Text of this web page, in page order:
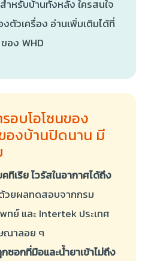
หรับบ้านทั้งหลัง ใครสนใจ
ตัวเครื่อง อ่านเพิ่มเติมได้ที่
ของ WHD
อบโอโซนของ
องบ้านปิดนาน มี
ทีเรีย ไวรัสในอากาศได้ถึง
ยผลทดสอบจากกรม
ทย์ และ Intertek ประเทศ
ณาลอย ๆ
ซอกที่มือและน้ำยาเข้าไม่ถึง